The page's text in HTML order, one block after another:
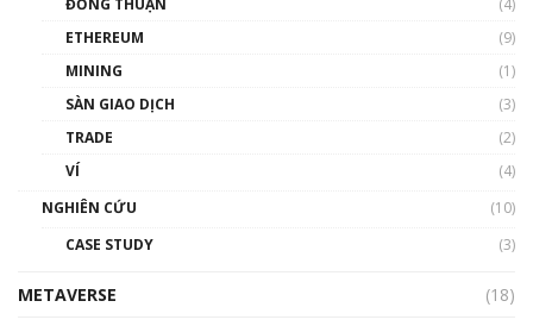
Phổ cập Blockchain
thống & Crypto qua các cuộc chiến | Phổ cập
ETHEREUM
(9)
MINING
(1)
SÀN GIAO DỊCH
(3)
TRADE
(2)
VÍ
(4)
NGHIÊN CỨU
(10)
CASE STUDY
(3)
METAVERSE
(18)